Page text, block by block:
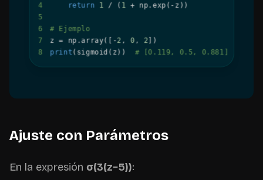
4
return 1 / ( 1 + np.exp ( - z ) )
5
6
# Ejemplo
7
z = np .array( [ -2 , 0 , 2] )
8
print( sigmoid ( z) ) # [0.119, 0.5, 0.881]
Ajuste con Parámetros
En la expresión σ(3(z−5)):